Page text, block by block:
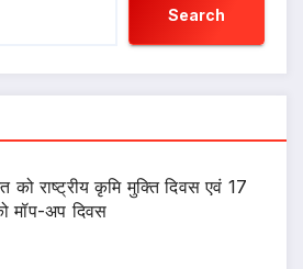
Search
को राष्ट्रीय कृमि मुक्ति दिवस एवं 17
मॉप-अप दिवस